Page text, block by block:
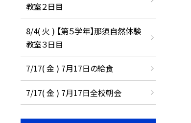
教室２日目
8/4( 火 ) 【第５学年】那須自然体験
教室３日目
7/17( 金 ) 7月17日の給食
7/17( 金 ) 7月17日全校朝会